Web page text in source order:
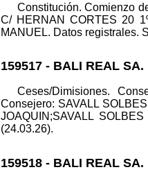
Constitución. Comienzo
C/ HERNAN CORTES 20
MANUEL. Datos registrales.
159517 - BALI REAL SA.
Ceses/Dimisiones.
Consejero: SAVALL
JOAQUIN;SAVALL
(24.03.26).
159518 - BALI REAL SA.